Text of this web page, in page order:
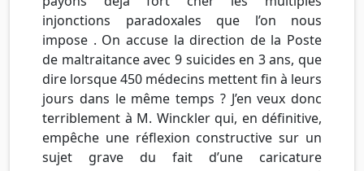
injonctions paradoxales que l’on nous
impose . On accuse la direction de la Poste
de maltraitance avec 9 suicides en 3 ans, que
dire lorsque 450 médecins mettent fin à leurs
jours dans le même temps ? J’en veux donc
terriblement à M. Winckler qui, en définitive,
empêche une réflexion constructive sur un
sujet grave du fait d’une caricature